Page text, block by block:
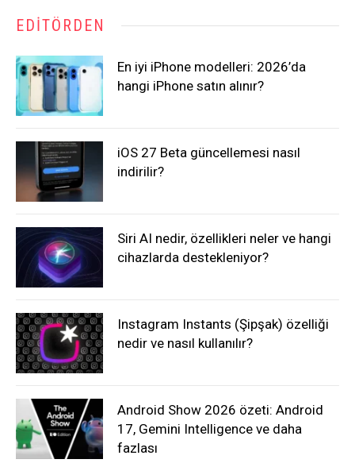
EDITÖRDEN
En iyi iPhone modelleri: 2026’da
hangi iPhone satın alınır?
iOS 27 Beta güncellemesi nasıl
indirilir?
Siri AI nedir, özellikleri neler ve hangi
cihazlarda destekleniyor?
Instagram Instants (Şipşak) özelliği
nedir ve nasıl kullanılır?
Android Show 2026 özeti: Android
17, Gemini Intelligence ve daha
fazlası